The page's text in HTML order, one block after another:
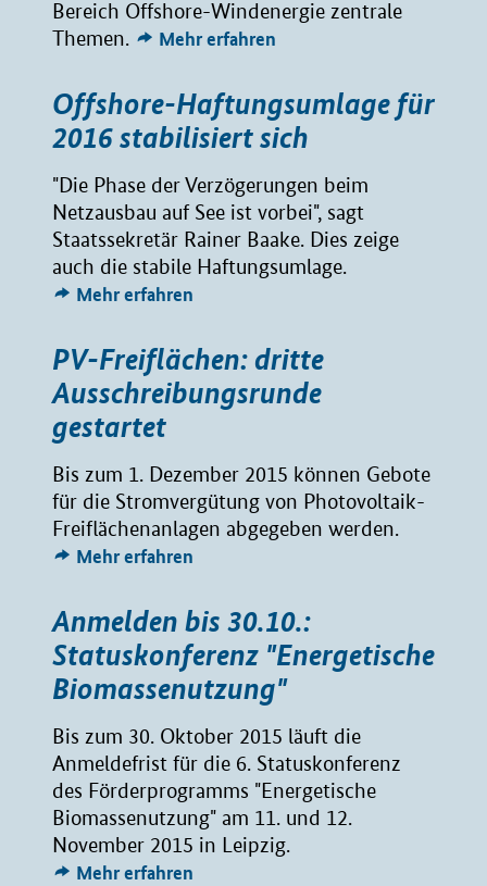
Bereich Offshore-Windenergie zentrale
Themen.
Mehr erfahren
Offshore-Haftungsumlage für
2016 stabilisiert sich
"Die Phase der Verzögerungen beim
Netzausbau auf See ist vorbei", sagt
Staatssekretär Rainer Baake. Dies zeige
auch die stabile Haftungsumlage.
Mehr erfahren
PV-Freiflächen: dritte
Ausschreibungsrunde
gestartet
Bis zum 1. Dezember 2015 können Gebote
für die Stromvergütung von Photovoltaik-
Freiflächenanlagen abgegeben werden.
Mehr erfahren
Anmelden bis 30.10.:
Statuskonferenz "Energetische
Biomassenutzung"
Bis zum 30. Oktober 2015 läuft die
Anmeldefrist für die 6. Statuskonferenz
des Förderprogramms "Energetische
Biomassenutzung" am 11. und 12.
November 2015 in Leipzig.
Mehr erfahren